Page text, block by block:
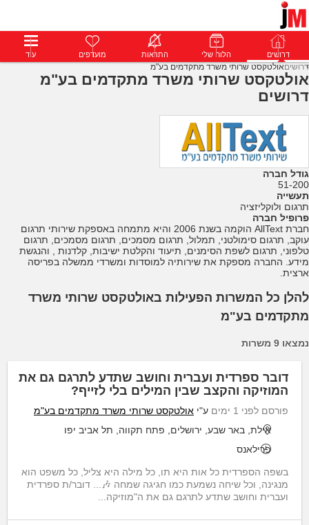
דרושים פרופילים הודעות פרימיום דרושים הלוח שלי התראות מועדפים עוד
דרושיםאולטקסט שרותי משרד מתקדמים בע"מ
אולטקסט שרותי משרד מתקדמים בע"מ
דרושים
גודל חברה
51-200
תעשייה
תרגום ולוקליזציה
פרופיל חברה
חברת AllText הוקמה בשנת 2006 והיא מתמחה באספקת שירותי תרגום
עוקב, תרגום סימולטני, תמלול, תרגום מסמכים, תרגום מסמכים, תרגום
טלפוני, תרגום לשפת הסימנים, תיעוד והקלטת ישיבות, קלדנות , והנגשת
מידע. החברה מספקת את שירותיה למוסדות ומשרדי ממשלה בפריסה
ארצית.
להלן כל המשרות הפעילות באולטקסט שרותי משרד
מתקדמים בע"מ
נמצאו 9 משרות
דובר ספרדית ועברית וחושב שתדע לתרגם גם את
המוזיקה והקצב שבין המילים בלי לזייף?
פורסם לפני 1 ימים ע"י אולטקסט שרותי משרד מתקדמים בע"מ
אילת, באר שבע, ירושלים, פתח תקווה, תל אביב יפו
פרילאנס
בשפה הספרדית כל אות היא תו, כל מילה היא צליל, כל משפט הוא
מנגינה, וכל שיחה נשמעת כמו חגיגה שמחה 🎶... דובר/ת ספרדית
ועברית וחושב שתדע לתרגם גם את ה"מוזיקה...